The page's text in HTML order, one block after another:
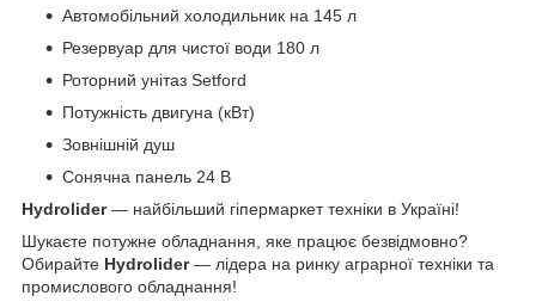
Автомобільний холодильник на 145 л
Резервуар для чистої води 180 л
Роторний унітаз Setford
Потужність двигуна (кВт)
Зовнішній душ
Сонячна панель 24 В
Hydrolider— найбільший гіпермаркет техніки в Україні!
Шукаєте потужне обладнання, яке працює безвідмовно?
Обирайте Hydrolider— лідера на ринку аграрної техніки та
промислового обладнання!